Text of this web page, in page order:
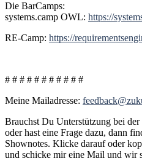
Die BarCamps:
systems.camp OWL: https://
RE-Camp: https://
# # # # # # # # # # #
Meine Mailadresse:
Brauchst Du Unterstützung bei
oder hast eine Frage dazu, dann
Shownotes. Klicke darauf oder
und schicke mir eine Mail und wir